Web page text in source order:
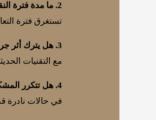
2. ما مدة فترة النقاهة؟
تستغرق فترة
3. هل يترك أثر جراحي؟
مع التقنيات
4. هل تتكرر المشكلة بعد العملية؟
في حالات نادرة